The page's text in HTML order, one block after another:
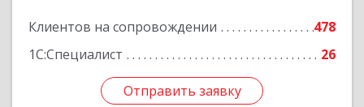
Клиентов на сопровождении
478
1С:Специалист
26
Отправить заявку
Отправить заявку